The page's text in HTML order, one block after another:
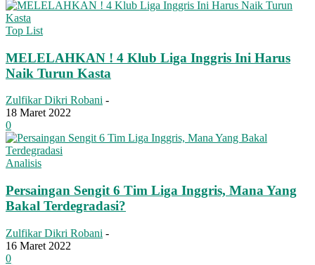
Top List
MELELAHKAN ! 4 Klub Liga Inggris Ini Harus
Naik Turun Kasta
Zulfikar Dikri Robani -
18 Maret 2022
0
Analisis
Persaingan Sengit 6 Tim Liga Inggris, Mana Yang
Bakal Terdegradasi?
Zulfikar Dikri Robani -
16 Maret 2022
0